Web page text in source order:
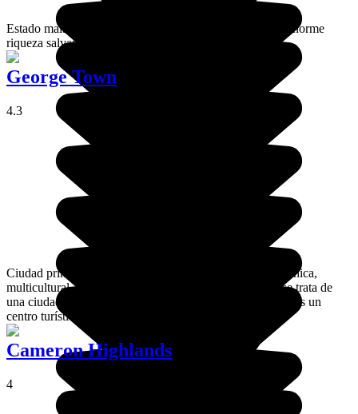
Estado malasio ubicado en el norte de Borneo, con una enorme
riqueza salvaje.
George Town
4.3
Ciudad principal de la isla de Penang, George Town es única,
multicultural, creativa e inspiradora. Al mismo tiempo, se trata de
una ciudad donde la cultura está muy presente, y además es un
centro turístico de playa.
Cameron Highlands
4